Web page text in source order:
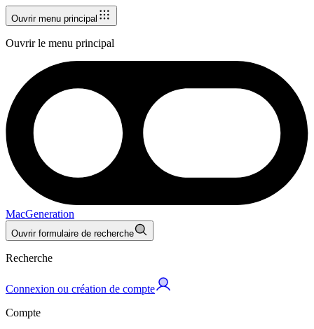
Ouvrir menu principal
Ouvrir le menu principal
MacGeneration
Ouvrir formulaire de recherche
Recherche
Connexion ou création de compte
Compte